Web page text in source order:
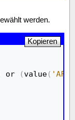
werden.
or (value(
Kopieren